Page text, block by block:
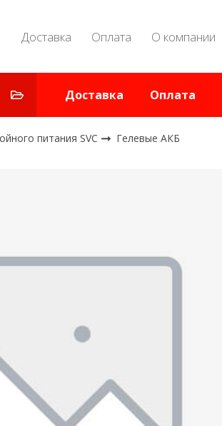
Доставка Оплата О компании
Доставка Оплата
питания SVC Гелевые АКБ